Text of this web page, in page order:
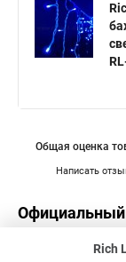
Написать
Общая оценка
Rich